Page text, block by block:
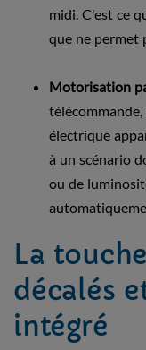
midi. C'est ce
que ne permet
Motorisation
électrique
à un scénario
ou de
La
décalés
intégré